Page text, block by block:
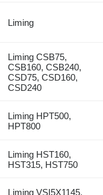
Liming
Liming CSB75,
CSB160, CSB240,
CSD75, CSD160,
CSD240
Liming HPT500,
HPT800
Liming HST160,
HST315, HST750
Liming VSI5X1145,